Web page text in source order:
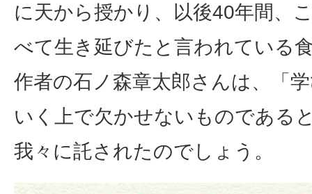
に天から授かり、以後40年間、
べて生き延びたと言われている
作者の石ノ森章太郎さんは、「
いく上で欠かせないものである
我々に託されたのでしょう。